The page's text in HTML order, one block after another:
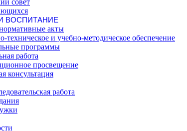
ВОСПИТАНИЕ
акты
техническое и учебно-методическое обеспечение
программы
работа
просвещение
консультация
работа